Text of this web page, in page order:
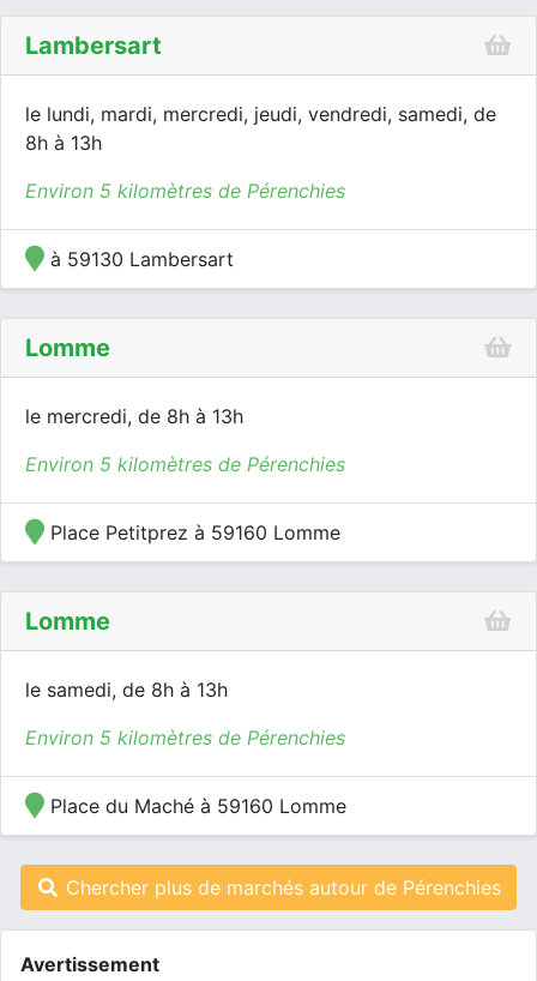
Lambersart
le lundi, mardi, mercredi, jeudi, vendredi, samedi, de
8h à 13h
Environ 5 kilomètres de Pérenchies
à 59130 Lambersart
Lomme
le mercredi, de 8h à 13h
Environ 5 kilomètres de Pérenchies
Place Petitprez à 59160 Lomme
Lomme
le samedi, de 8h à 13h
Environ 5 kilomètres de Pérenchies
Place du Maché à 59160 Lomme
Chercher plus de marchés autour de Pérenchies
Avertissement